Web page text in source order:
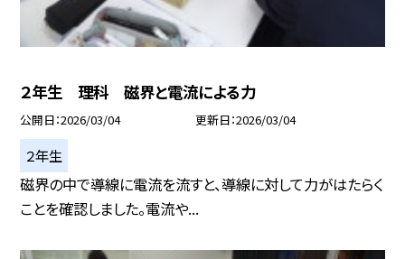
２年生 理科 磁界と電流による力
公開日 2026/03/04 更新日 2026/03/04
２年生
磁界の中で導線に電流を流すと、導線に対して力がはたらく
ことを確認しました。電流や...